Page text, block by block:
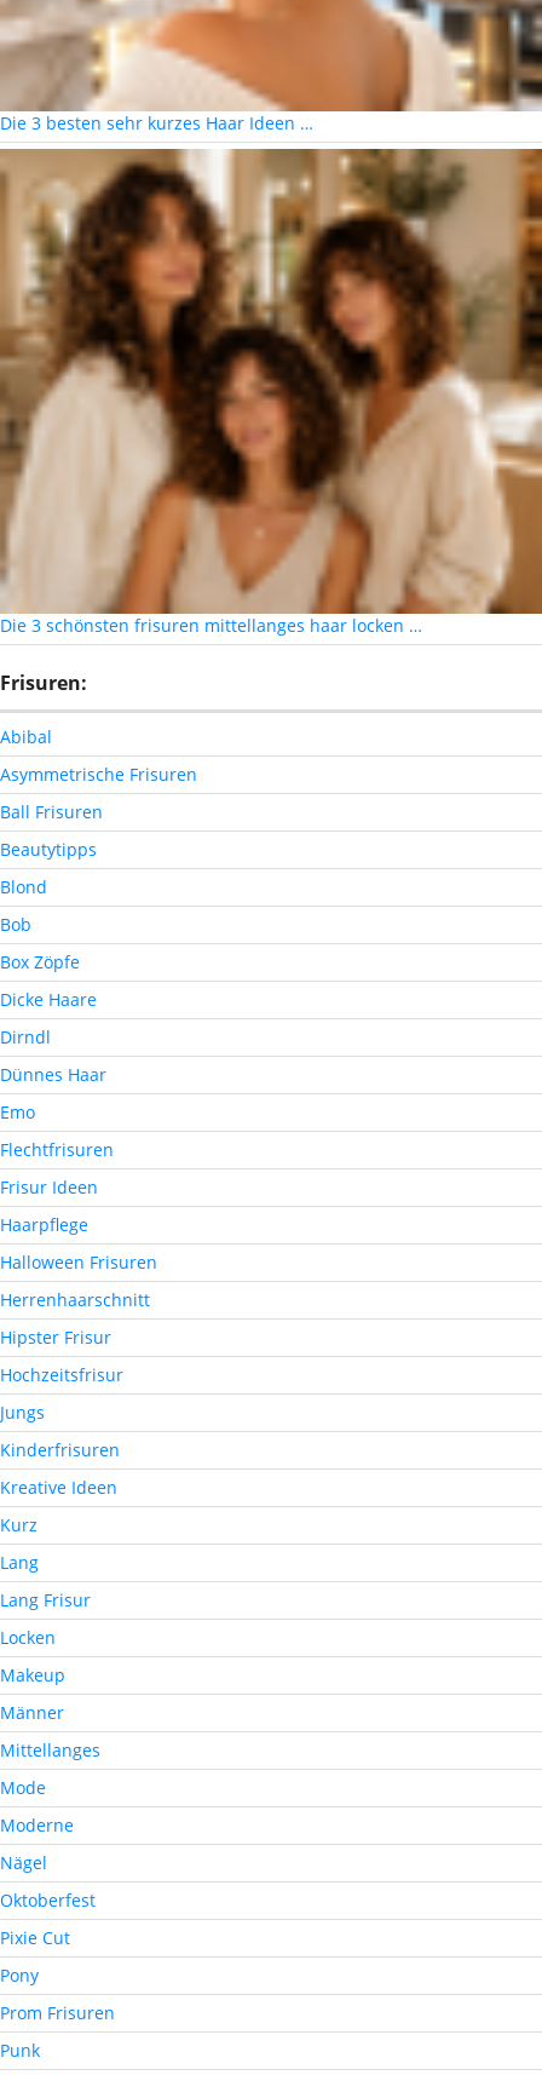
Die 3 besten sehr kurzes Haar Ideen …
Die 3 schönsten frisuren mittellanges haar locken …
Frisuren:
Abibal
Asymmetrische Frisuren
Ball Frisuren
Beautytipps
Blond
Bob
Box Zöpfe
Dicke Haare
Dirndl
Dünnes Haar
Emo
Flechtfrisuren
Frisur Ideen
Haarpflege
Halloween Frisuren
Herrenhaarschnitt
Hipster Frisur
Hochzeitsfrisur
Jungs
Kinderfrisuren
Kreative Ideen
Kurz
Lang
Lang Frisur
Locken
Makeup
Männer
Mittellanges
Mode
Moderne
Nägel
Oktoberfest
Pixie Cut
Pony
Prom Frisuren
Punk